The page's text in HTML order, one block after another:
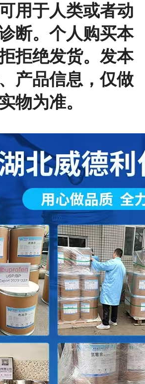
用于人类或者动
断。个人购买本
拒绝发货。发本
产品信息，仅做
物为准。